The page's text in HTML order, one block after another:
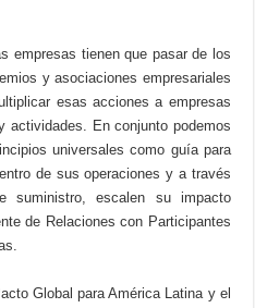
empresas tienen que pasar de los
y asociaciones empresariales
esas acciones a empresas
actividades. En conjunto podemos
universales como guía para
de sus operaciones y a través
escalen su impacto
de Relaciones con Participantes
Global para América Latina y el